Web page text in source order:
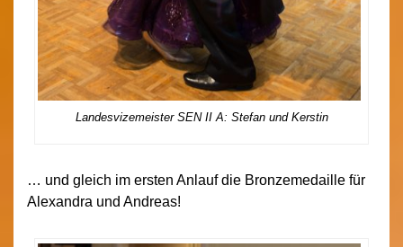
Landesvizemeister SEN II A: Stefan und Kerstin
… und gleich im ersten Anlauf die Bronzemedaille für
Alexandra und Andreas!